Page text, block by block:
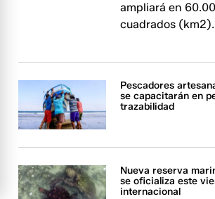
ampliará en
cuadrados (km2).
Pescadores
se capacitarán en
trazabilidad
Nueva reserva
se oficializa este
internacional